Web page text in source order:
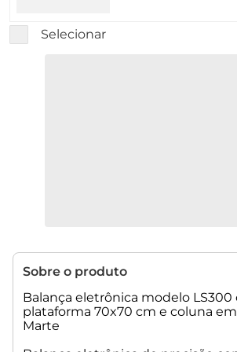
Selecionar
Sobre o produto
Balança eletrônica modelo LS300
plataforma 70x70 cm e coluna
Marte